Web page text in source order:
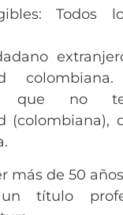
Todos
colombiana.
que no
(colombiana),
más de 50
un título